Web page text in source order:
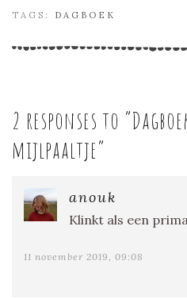
TAGS: DAGBOEK
2 responses to “
mijlpaaltje”
anouk
Klinkt als een
11 november 2019, 09:08